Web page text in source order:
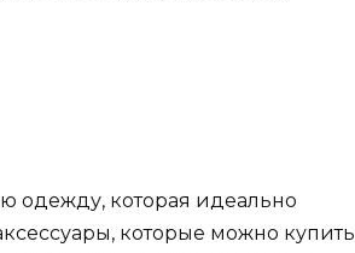
одежду, которая идеально
которые можно купить